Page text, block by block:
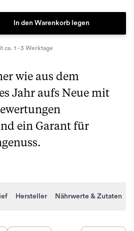
In den Warenkorb legen
ca. 1 - 3 Werktage
wie aus dem
Jahr aufs Neue mit
ein Garant für
Hersteller Nährwerte & Zutaten